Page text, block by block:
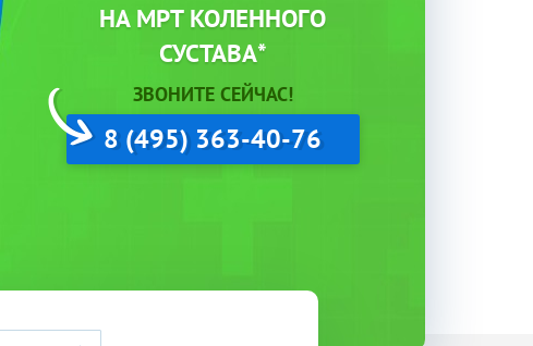
НА МРТ КОЛЕННОГО
СУСТАВА*
ЗВОНИТЕ СЕЙЧАС!
8 (495) 363-40-76